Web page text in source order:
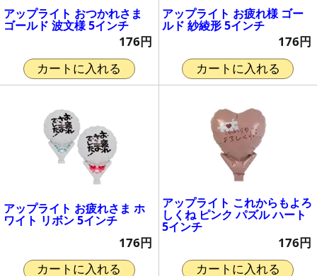
アップライト おつかれさま
ゴールド 波文様 5インチ
176円
カートに入れる
アップライト お疲れ様 ゴー
ルド 紗綾形 5インチ
176円
カートに入れる
アップライト お疲れさま ホ
ワイト リボン 5インチ
176円
カートに入れる
アップライト これからもよろ
しくね ピンク パズル ハート
5インチ
176円
カートに入れる